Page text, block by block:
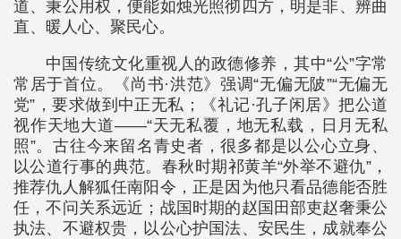
道、秉公用权，便能如烛光照彻四方，明是非、辨曲
直、暖人心、聚民心。
中国传统文化重视人的政德修养，其中“公”字常
常居于首位。《尚书·洪范》强调“无偏无陂”“无偏无
党”，要求做到中正无私；《礼记·孔子闲居》把公道
视作天地大道——“天无私覆，地无私载，日月无私
照”。古往今来留名青史者，很多都是以公心立身、
以公道行事的典范。春秋时期祁黄羊“外举不避仇”，
推荐仇人解狐任南阳令，正是因为他只看品德能否胜
任，不问关系远近；战国时期的赵国田部吏赵奢秉公
执法、不避权贵，以公心护国法、安民生，成就奉公